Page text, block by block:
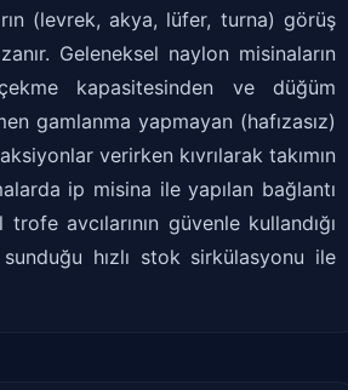
(levrek, akya, lüfer, turna) görüş
Geleneksel naylon misinaların
kapasitesinden ve düğüm
gamlanma yapmayan (hafızasız)
verirken kıvrılarak takımın
ip misina ile yapılan bağlantı
avcılarının güvenle kullandığı
hızlı stok sirkülasyonu ile